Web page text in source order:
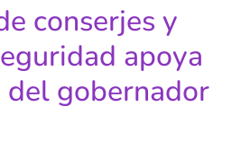
conserjes y
apoya
del gobernador